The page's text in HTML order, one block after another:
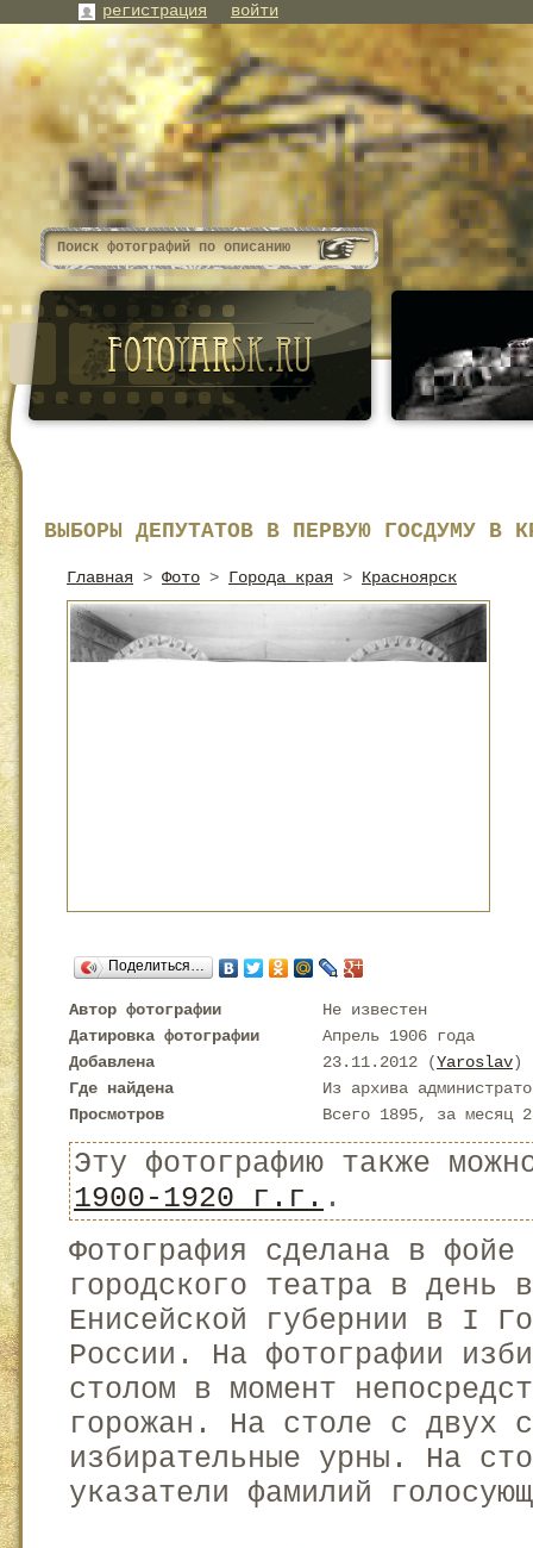
ВЫБОРЫ ДЕПУТАТОВ В ПЕРВУЮ ГОСДУМУ В
Главная > Фото > Города края > Красноярск
Поделиться…
Автор фотографии
Не известен
Датировка фотографии
Апрель 1906 года
Добавлена
23.11.2012 (Yaroslav)
Где найдена
Из архива
Просмотров
Всего 1895, за месяц
Эту фотографию также
1900-1920 г.г. .
Фотография сделана в фойе
городского театра в день
Енисейской губернии в I
России. На фотографии
столом в момент
горожан. На столе с двух
избирательные урны. На
указатели фамилий
регистрация войти